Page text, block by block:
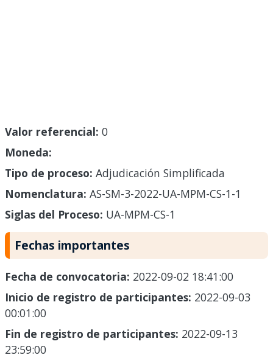
Valor referencial: 0
Moneda:
Tipo de proceso: Adjudicación Simplificada
Nomenclatura: AS-SM-3-2022-UA-MPM-CS-1-1
Siglas del Proceso: UA-MPM-CS-1
Fechas importantes
Fecha de convocatoria: 2022-09-02 18:41:00
Inicio de registro de participantes: 2022-09-03
00:01:00
Fin de registro de participantes: 2022-09-13
23:59:00